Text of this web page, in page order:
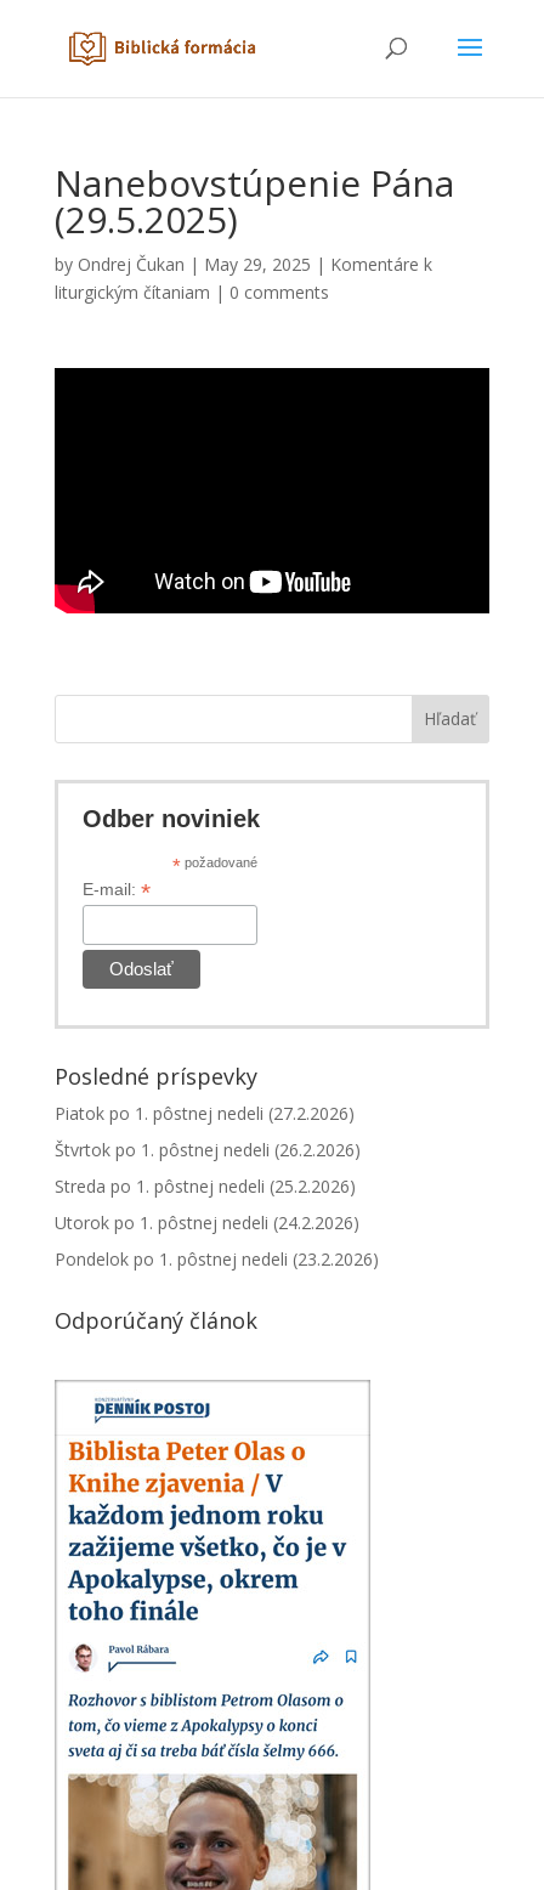
Nanebovstúpenie Pána
(29.5.2025)
by Ondrej Čukan | May 29, 2025 | Komentáre k
liturgickým čítaniam | 0 comments
Hľadať
Odber noviniek
*požadované
E-mail: *
Posledné príspevky
Piatok po 1. pôstnej nedeli (27.2.2026)
Štvrtok po 1. pôstnej nedeli (26.2.2026)
Streda po 1. pôstnej nedeli (25.2.2026)
Utorok po 1. pôstnej nedeli (24.2.2026)
Pondelok po 1. pôstnej nedeli (23.2.2026)
Odporúčaný článok